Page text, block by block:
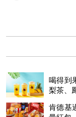
喝得到
梨茶、
肯德基